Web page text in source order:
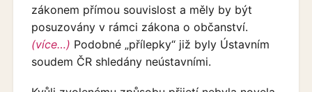
zákonem přímou souvislost a měly by být
posuzovány v rámci zákona o občanství.
(více…) Podobné „přílepky“ již byly Ústavním
soudem ČR shledány neústavními.